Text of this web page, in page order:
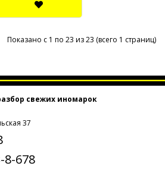
Показано с 1 по 23 из 23 (всего 1 страниц)
свежих иномарок
37
8-678